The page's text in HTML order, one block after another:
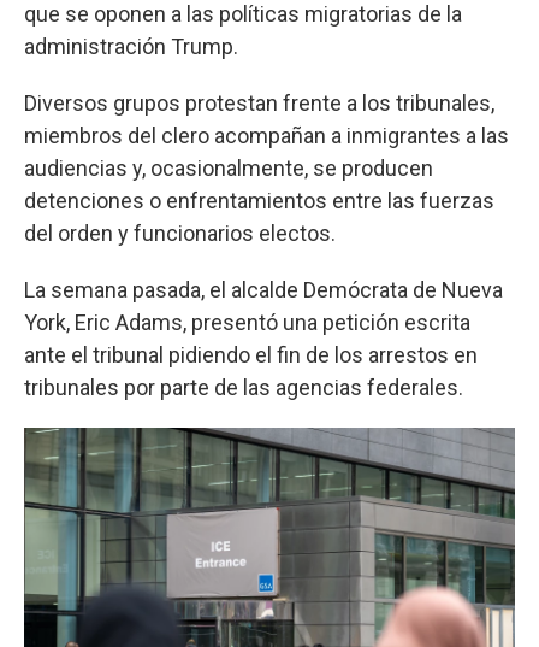
que se oponen a las políticas migratorias de la
administración Trump.
Diversos grupos protestan frente a los tribunales,
miembros del clero acompañan a inmigrantes a las
audiencias y, ocasionalmente, se producen
detenciones o enfrentamientos entre las fuerzas
del orden y funcionarios electos.
La semana pasada, el alcalde Demócrata de Nueva
York, Eric Adams, presentó una petición escrita
ante el tribunal pidiendo el fin de los arrestos en
tribunales por parte de las agencias federales.